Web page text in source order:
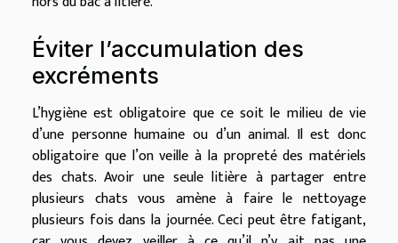
Éviter l’accumulation des
excréments
L’hygiène est obligatoire que ce soit le milieu de vie
d’une personne humaine ou d’un animal. Il est donc
obligatoire que l’on veille à la propreté des matériels
des chats. Avoir une seule litière à partager entre
plusieurs chats vous amène à faire le nettoyage
plusieurs fois dans la journée. Ceci peut être fatigant,